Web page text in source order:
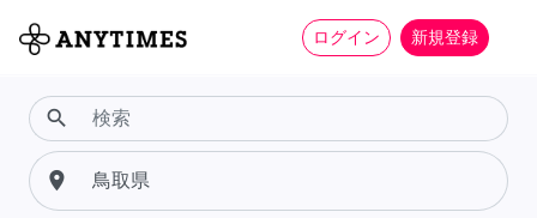
ログイン 新規登録
search
place